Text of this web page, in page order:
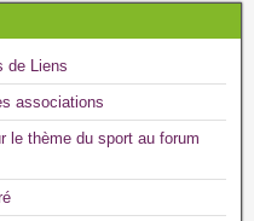
de Liens
associations
le thème du sport au forum